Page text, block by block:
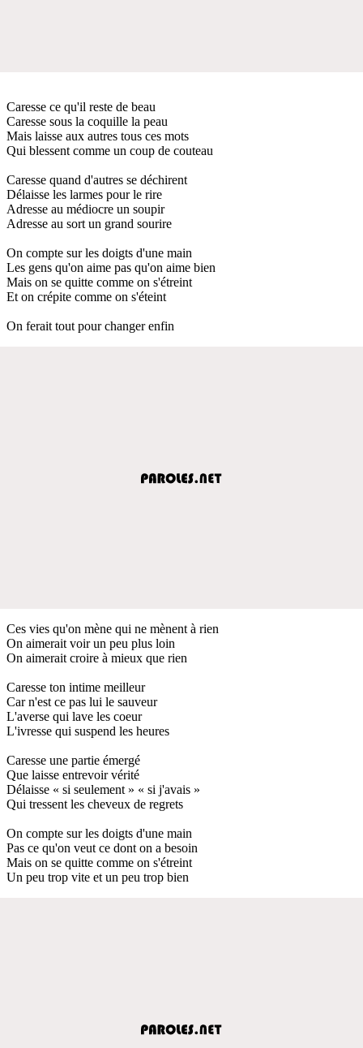
Caresse ce qu'il reste de beau
Caresse sous la coquille la peau
Mais laisse aux autres tous ces mots
Qui blessent comme un coup de couteau
Caresse quand d'autres se déchirent
Délaisse les larmes pour le rire
Adresse au médiocre un soupir
Adresse au sort un grand sourire
On compte sur les doigts d'une main
Les gens qu'on aime pas qu'on aime bien
Mais on se quitte comme on s'étreint
Et on crépite comme on s'éteint
On ferait tout pour changer enfin
Ces vies qu'on mène qui ne mènent à rien
On aimerait voir un peu plus loin
On aimerait croire à mieux que rien
Caresse ton intime meilleur
Car n'est ce pas lui le sauveur
L'averse qui lave les coeur
L'ivresse qui suspend les heures
Caresse une partie émergé
Que laisse entrevoir vérité
Délaisse « si seulement » « si j'avais »
Qui tressent les cheveux de regrets
On compte sur les doigts d'une main
Pas ce qu'on veut ce dont on a besoin
Mais on se quitte comme on s'étreint
Un peu trop vite et un peu trop bien